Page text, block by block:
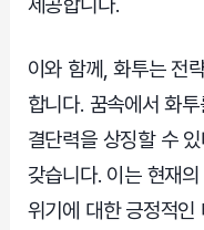
이와 함께, 화투는 전
합니다. 꿈속에서 화
결단력을 상징할 수
갖습니다. 이는 현재
위기에 대한 긍정적인